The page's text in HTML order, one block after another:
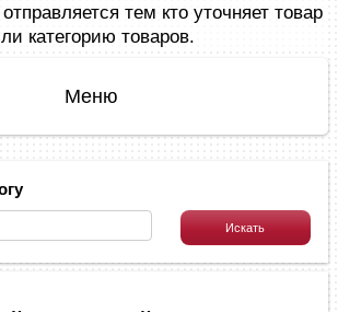
тем кто уточняет товар
категорию товаров.